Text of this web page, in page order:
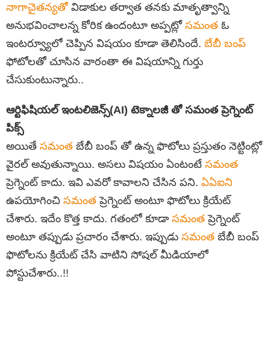
నాగాచైతన్యతోవిడాకుల తర్వాత తనకు మాతృత్వాన్ని
అనుభవించాలన్న కోరిక ఉందంటూ అప్పట్లో సమంత ఓ
ఇంటర్వ్యూలో చెప్పిన విషయం కూడా తెలిసిందే. బేబీ బంప్
ఫోటోలతో చూసిన వారంతా ఈ విషయాన్ని గుర్తు
చేసుకుంటున్నారు..
ఆర్టిఫిషియల్ ఇంటలిజెన్స్(AI) టెక్నాలజీ తో సమంత ప్రెగ్నెంట్
పిక్స్
అయితే సమంత బేబీ బంప్ తో ఉన్న ఫొటోలు ప్రస్తుతం నెట్టింట్లో
వైరల్ అవుతున్నాయి. అసలు విషయం ఏంటంటే సమంత
ప్రెగ్నెంట్ కాదు. ఇవి ఎవరో కావాలని చేసిన పని. ఏఏఐని
ఉపయోగించి సమంత ప్రెగ్నెంట్ అంటూ ఫొటోలు క్రియేట్
చేశారు. ఇదేం కొత్త కాదు. గతంలో కూడా సమంత ప్రెగ్నెంట్
అంటూ తప్పుడు ప్రచారం చేశారు. ఇప్పుడు సమంత బేబీ బంప్
ఫొటోలను క్రియేట్ చేసి వాటిని సోషల్ మీడియాలో
పోస్టుచేశారు..!!